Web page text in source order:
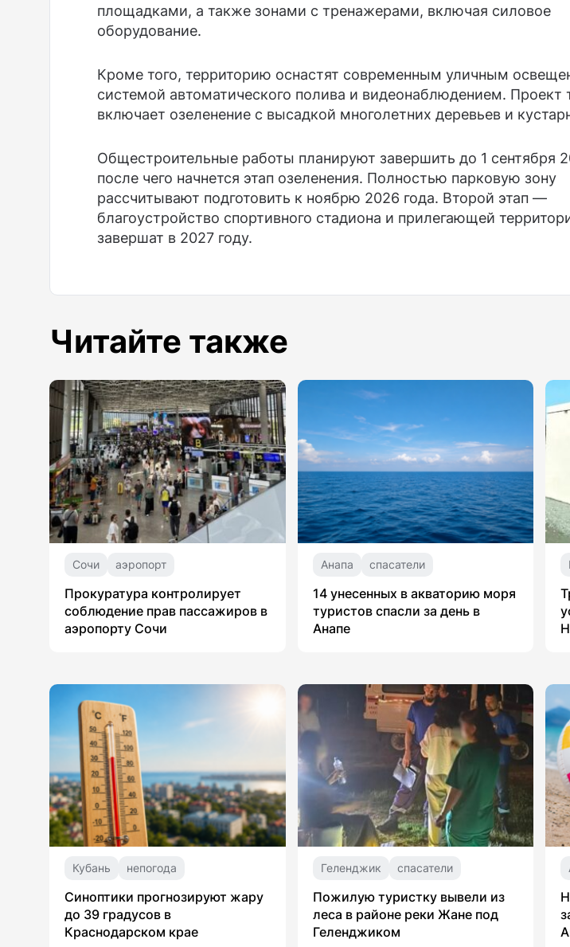
площадками, а также зонами с тренажерами, включая силовое
оборудование.
Кроме того, территорию оснастят современным уличным
системой автоматического полива и видеонаблюдением. Проект
включает озеленение с высадкой многолетних деревьев и
Общестроительные работы планируют завершить до 1 сентября
после чего начнется этап озеленения. Полностью парковую зону
рассчитывают подготовить к ноябрю 2026 года. Второй этап —
благоустройство спортивного стадиона и прилегающей
завершат в 2027 году.
Читайте также
Сочи аэропорт
Прокуратура контролирует
соблюдение прав пассажиров в
аэропорту Сочи
Анапа спасатели
14 унесенных в акваторию моря
туристов спасли за день в
Анапе
Кубань непогода
Синоптики прогнозируют жару
до 39 градусов в
Краснодарском крае
Геленджик спасатели
Пожилую туристку вывели из
леса в районе реки Жане под
Геленджиком